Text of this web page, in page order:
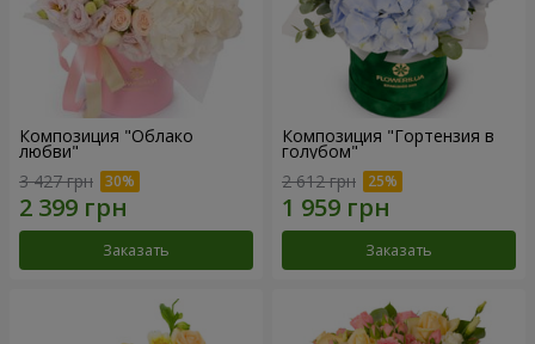
Композиция "Облако
любви"
3 427 грн
Заказать
Композиция "Гортензия в
голубом"
2 612 грн
Заказать